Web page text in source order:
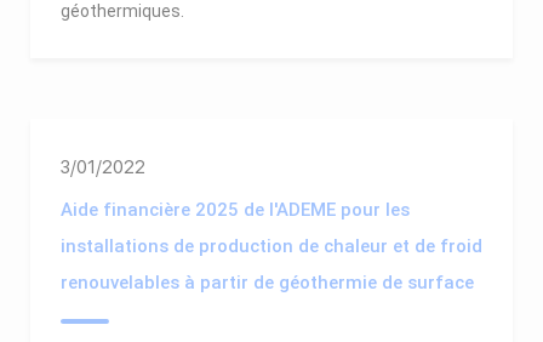
géothermiques.
3/01/2022
Aide financière 2025 de l'ADEME pour les
installations de production de chaleur et de froid
renouvelables à partir de géothermie de surface